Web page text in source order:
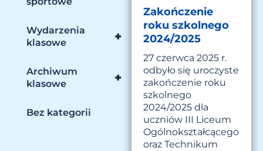
+
Wydarzenia
klasowe
+
Archiwum
klasowe
Bez kategorii
Zakończenie
roku szkolnego
2024/2025
27 czerwca 2025 r.
odbyło się uroczyste
zakończenie roku
szkolnego
2024/2025 dla
uczniów III Liceum
Ogólnokształcącego
oraz Technikum